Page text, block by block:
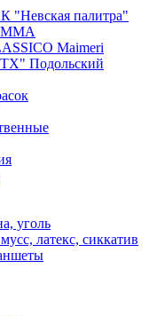
"Невская палитра"
Maimeri
Подольский
уголь
латекс, сиккатив